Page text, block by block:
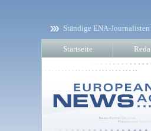
Ständige ENA-Journalisten
Startseite